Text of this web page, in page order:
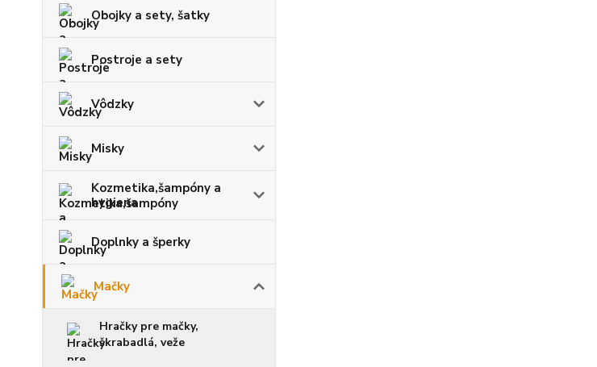
Obojky a sety, šatky
Postroje a sety
Vôdzky
Misky
Kozmetika,šampóny a
hygiena
Doplnky a šperky
Mačky
Hračky pre mačky,
škrabadlá, veže